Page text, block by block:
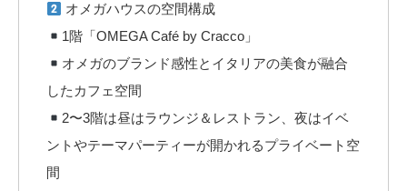
オメガハウスの空間構成
1階「OMEGA Café by Cracco」
オメガのブランド感性とイタリアの美食が融合
したカフェ空間
2〜3階は昼はラウンジ＆レストラン、夜はイベ
ントやテーマパーティーが開かれるプライベート空
間